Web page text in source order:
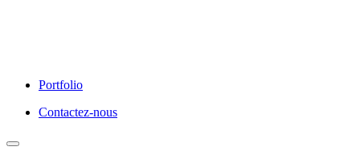
Portfolio
Contactez-nous